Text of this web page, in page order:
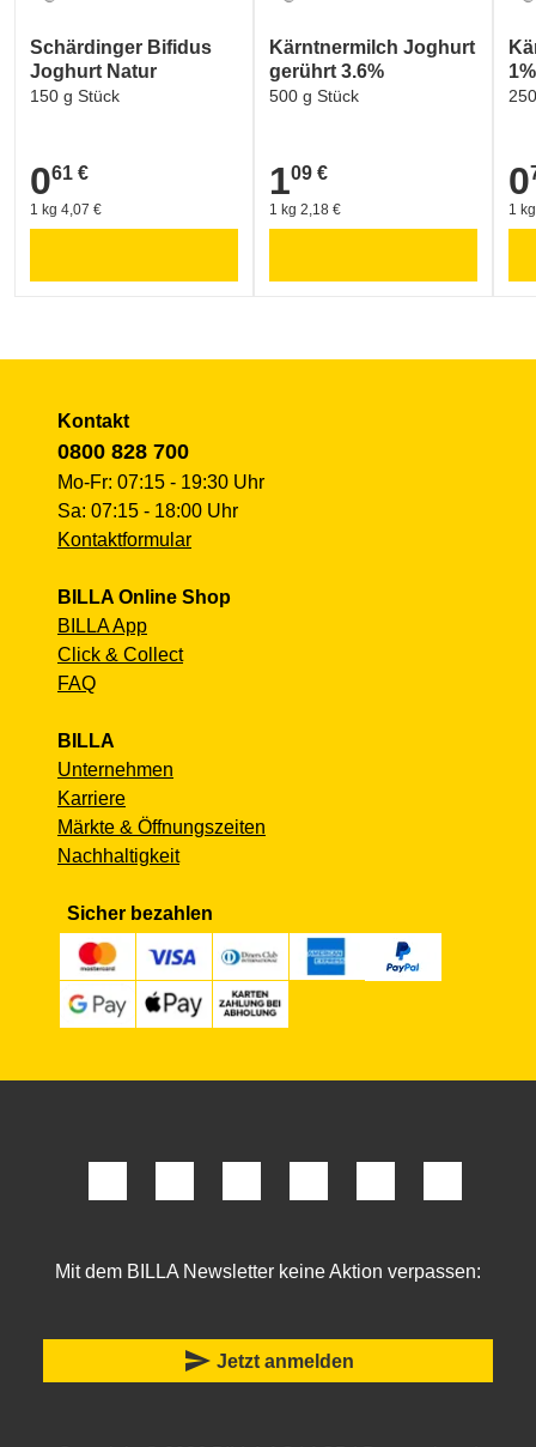
Umwelt und Verpackung:
HEUMILCH (Österreich) (natürlichste Form der
Umwelt und Verpackung:
Schärdinger Bifidus
Joghurt Natur
150 g Stück
0,61 €
061 €
1 kg 4,07 €
Kärntnermilch Joghurt
gerührt 3.6%
500 g Stück
1,09 €
109 €
1 kg 2,18 €
1%
0
1
Kontakt
0800 828 700
Mo-Fr: 07:15 - 19:30 Uhr
Sa: 07:15 - 18:00 Uhr
Kontaktformular
BILLA Online Shop
BILLA App
Click & Collect
FAQ
BILLA
Unternehmen
Karriere
Märkte & Öffnungszeiten
Nachhaltigkeit
Sicher bezahlen
Mit dem BILLA Newsletter keine Aktion verpassen:
send Jetzt anmelden